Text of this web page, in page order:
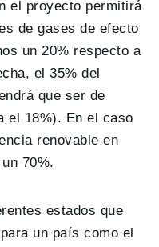
el proyecto permitirá
de gases de efecto
un 20% respecto a
el 35% del
que ser de
el 18%). En el caso
renovable en
70%.
estados que
un país como el